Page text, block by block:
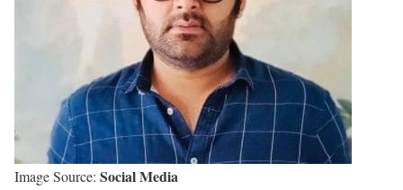
Image Source: Social Media